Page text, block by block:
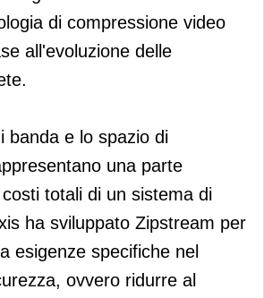
di compressione video
all'evoluzione delle
banda e lo spazio di
una parte
totali di un sistema di
ha sviluppato Zipstream per
esigenze specifiche nel
ovvero ridurre al